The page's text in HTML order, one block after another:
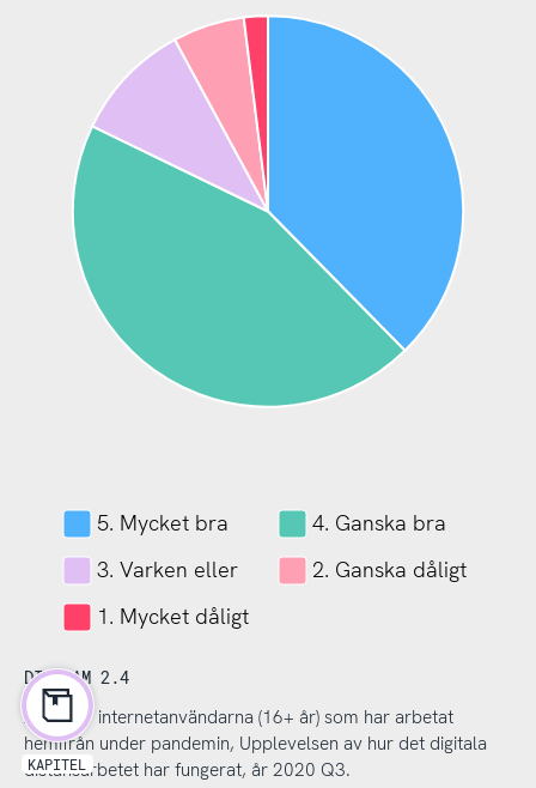
5. Mycket bra
4. Ganska bra
3. Varken eller
2. Ganska dåligt
1. Mycket dåligt
DIAGRAM 2.4
Andel av internetanvändarna (16+ år) som har arbetat
hemifrån under pandemin, Upplevelsen av hur det digitala
distansarbetet har fungerat, år 2020 Q3.
KAPITEL